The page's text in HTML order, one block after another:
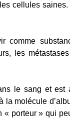
cellules
comme
les
le sang et est
la molécule
« porteur » qui